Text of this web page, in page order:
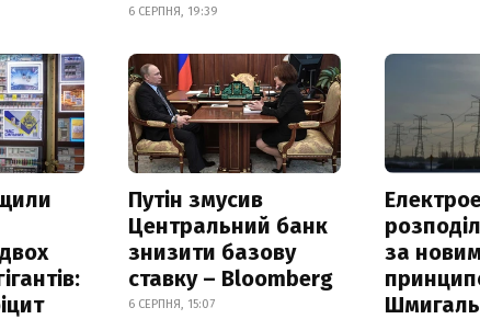
6 СЕРПНЯ, 19:39
Путін змусив
Центральний банк
знизити базову
ставку – Bloomberg
6 СЕРПНЯ, 15:07
за новим
Шмигаль